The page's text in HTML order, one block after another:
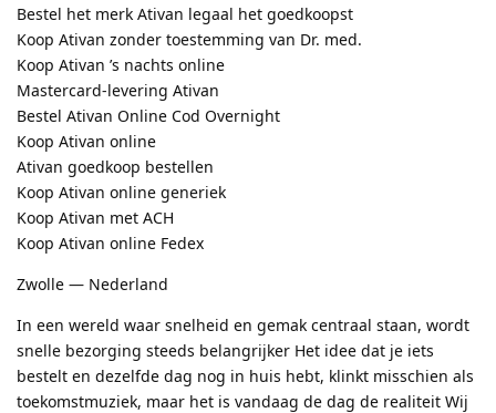
Bestel het merk Ativan legaal het goedkoopst
Koop Ativan zonder toestemming van Dr. med.
Koop Ativan ’s nachts online
Mastercard-levering Ativan
Bestel Ativan Online Cod Overnight
Koop Ativan online
Ativan goedkoop bestellen
Koop Ativan online generiek
Koop Ativan met ACH
Koop Ativan online Fedex
Zwolle — Nederland
In een wereld waar snelheid en gemak centraal staan, wordt
snelle bezorging steeds belangrijker Het idee dat je iets
bestelt en dezelfde dag nog in huis hebt, klinkt misschien als
toekomstmuziek, maar het is vandaag de dag de realiteit Wij